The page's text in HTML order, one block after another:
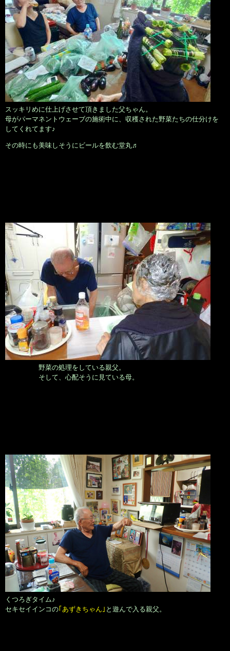
スッキリめに仕上げさせて頂きました父ちゃん。
母がパーマネントウェーブの施術中に、収穫された野菜たちの仕分けを
してくれてます♪
その時にも美味しそうにビールを飲む堂丸♬
野菜の処理をしている親父。
そして、心配そうに見ている母。
くつろぎタイム♪
セキセイインコの｢あずきちゃん｣ と遊んで入る親父。